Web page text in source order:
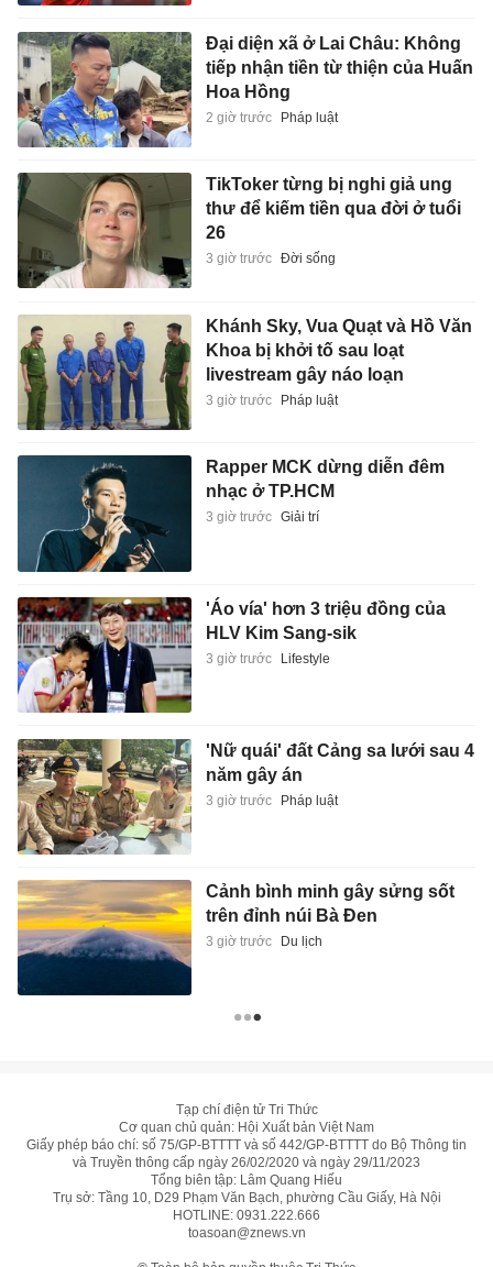
Đại diện xã ở Lai Châu: Không
tiếp nhận tiền từ thiện của Huấn
Hoa Hồng
2 giờ trước Pháp luật
TikToker từng bị nghi giả ung
thư để kiếm tiền qua đời ở tuổi
26
3 giờ trước Đời sống
Khánh Sky, Vua Quạt và Hồ Văn
Khoa bị khởi tố sau loạt
livestream gây náo loạn
3 giờ trước Pháp luật
Rapper MCK dừng diễn đêm
nhạc ở TP.HCM
3 giờ trước Giải trí
'Áo vía' hơn 3 triệu đồng của
HLV Kim Sang-sik
3 giờ trước Lifestyle
'Nữ quái' đất Cảng sa lưới sau 4
năm gây án
3 giờ trước Pháp luật
Cảnh bình minh gây sửng sốt
trên đỉnh núi Bà Đen
3 giờ trước Du lịch
Tạp chí điện tử Tri Thức
Cơ quan chủ quản: Hội Xuất bản Việt Nam
Giấy phép báo chí: số 75/GP-BTTTT và số 442/GP-BTTTT do Bộ Thông tin
và Truyền thông cấp ngày 26/02/2020 và ngày 29/11/2023
Tổng biên tập: Lâm Quang Hiếu
Trụ sở: Tầng 10, D29 Phạm Văn Bạch, phường Cầu Giấy, Hà Nội
HOTLINE: 0931.222.666
toasoan@znews.vn